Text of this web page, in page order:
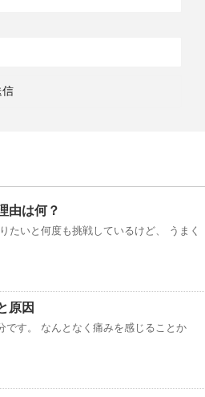
由は何？
たいと何度も挑戦しているけど、 うまく
原因
です。 なんとなく痛みを感じることか